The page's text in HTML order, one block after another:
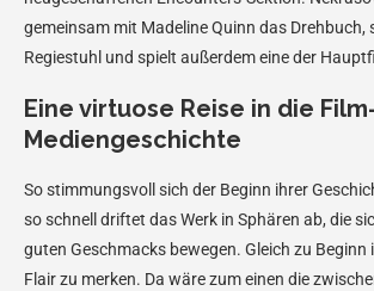
gemeinsam mit Madeline Quinn das Drehbuch,
Regiestuhl und spielt außerdem eine der
Eine virtuose Reise in die
Mediengeschichte
So stimmungsvoll sich der Beginn ihrer
so schnell driftet das Werk in Sphären ab, die
guten Geschmacks bewegen. Gleich zu Beginn
Flair zu merken. Da wäre zum einen die